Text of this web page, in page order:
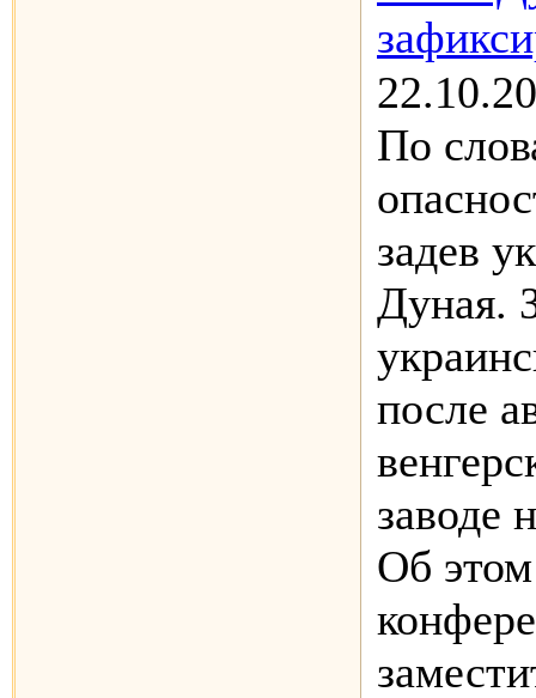
По
задев
Дуная.
после
заводе
Об